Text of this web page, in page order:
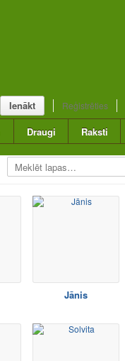
Ienākt Reģistrēties
Draugi Raksti
Jānis